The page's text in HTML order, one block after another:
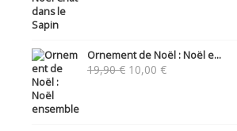
Ornement de Noël : Noël e...
19,90€ Le
10,00 €Le